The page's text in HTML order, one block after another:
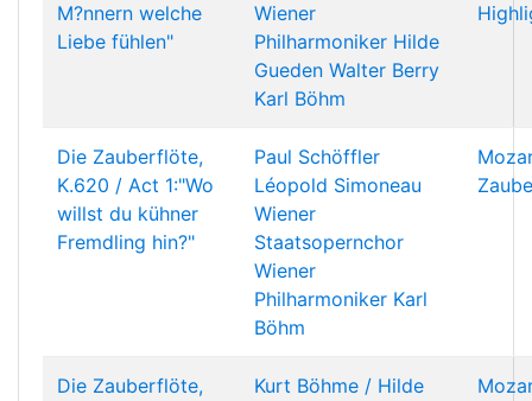
M?nnern welche
Liebe fühlen"
Wiener
Philharmoniker Hilde
Gueden Walter Berry
Karl Böhm
Die Zauberflöte,
K.620 / Act 1:"Wo
willst du kühner
Fremdling hin?"
Paul Schöffler
Léopold Simoneau
Wiener
Staatsopernchor
Wiener
Philharmoniker Karl
Böhm
Die Zauberflöte,
Kurt Böhme / Hilde